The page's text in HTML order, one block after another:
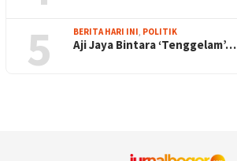
5 BERITA HARI INI, POLITIK
Aji Jaya Bintara ‘Tenggelam’…